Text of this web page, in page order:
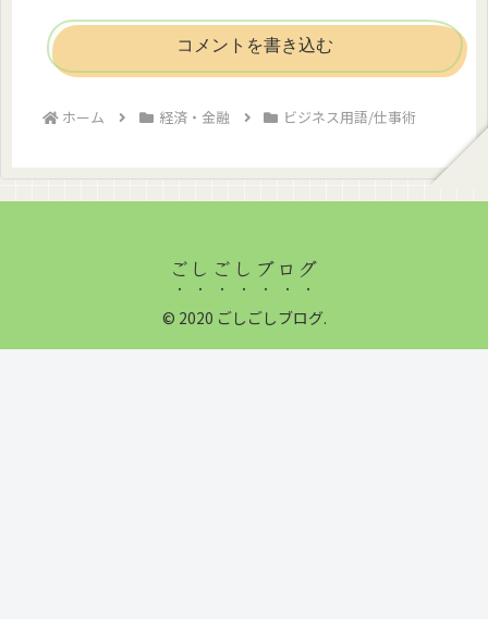
コメントを書き込む
ホーム 経済・金融 ビジネス用語/仕事術
ごしごしブログ
© 2020 ごしごしブログ.